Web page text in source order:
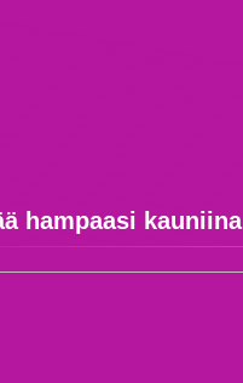
hampaasi kauniina